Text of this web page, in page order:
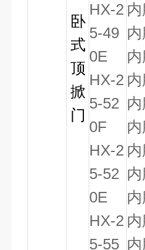
卧
式
顶
掀
门
HX-2
5-49
0E
HX-2
5-52
0F
HX-2
5-52
0E
HX-2
5-55